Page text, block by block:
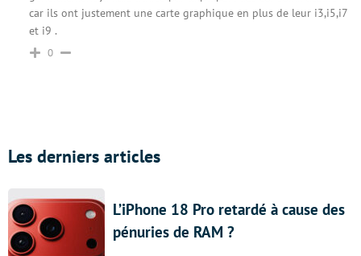
car ils ont justement une carte graphique en plus de leur i3,i5,i7
et i9 .
0
Les derniers articles
L’iPhone 18 Pro retardé à cause des
pénuries de RAM ?